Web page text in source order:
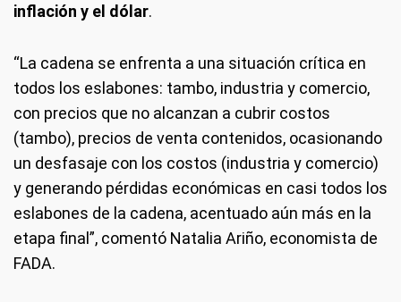
inflación y el dólar.
“La cadena se enfrenta a una situación crítica en
todos los eslabones: tambo, industria y comercio,
con precios que no alcanzan a cubrir costos
(tambo), precios de venta contenidos, ocasionando
un desfasaje con los costos (industria y comercio)
y generando pérdidas económicas en casi todos los
eslabones de la cadena, acentuado aún más en la
etapa final”, comentó Natalia Ariño, economista de
FADA.